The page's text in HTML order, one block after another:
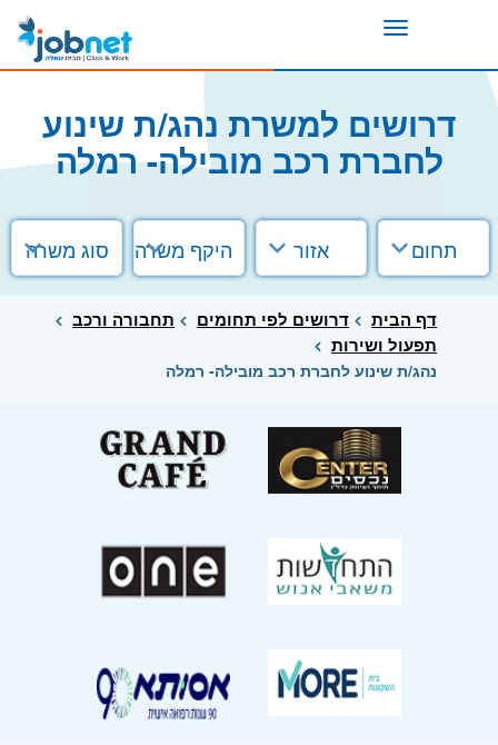
Toggle
דרושים למשרת נהג/ת שינוע
לחברת רכב מובילה- רמלה
תחום אזור היקף משרה סוג משרה
דף הבית דרושים לפי תחומים
תחבורה ורכב
תפעול ושירות
נהג/ת שינוע לחברת רכב מובילה- רמלה